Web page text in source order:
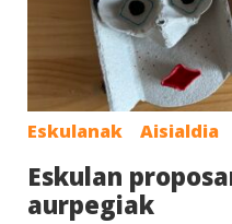
Aisialdia
Eskulanak
Eskulan
aurpegiak